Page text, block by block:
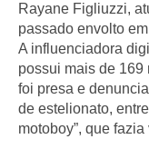
Rayane Figliuzzi,
passado envolto
A influenciadora
possui mais de
foi presa e
de estelionato,
motoboy”, que